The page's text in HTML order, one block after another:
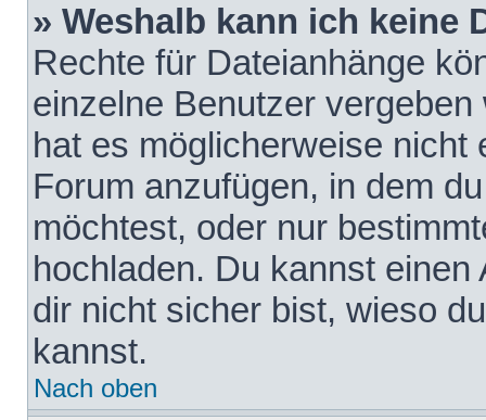
» Weshalb kann ich keine
Rechte für Dateianhänge
einzelne Benutzer
hat es möglicherweise nicht
Forum anzufügen, in dem
möchtest, oder nur
hochladen. Du kannst
dir nicht sicher bist, wieso
kannst.
Nach oben